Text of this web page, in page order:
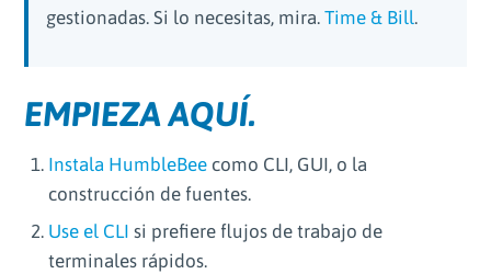
gestionadas. Si lo necesitas, mira.Time & Bill.
EMPIEZA AQUÍ.
Instala HumbleBee como CLI, GUI, o la
construcción de fuentes.
Use el CLI si prefiere flujos de trabajo de
terminales rápidos.